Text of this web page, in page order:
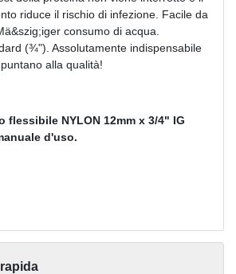
riduce il rischio di infezione. Facile da
consumo di acqua.
(¾"). Assolutamente indispensabile
alla qualità!
flessibile NYLON 12mm x 3/4" IG
d'uso.